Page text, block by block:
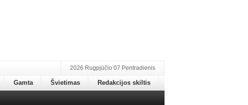
2026 Rugpjūčio 07 Pentradienis
Gamta Švietimas Redakcijos skiltis